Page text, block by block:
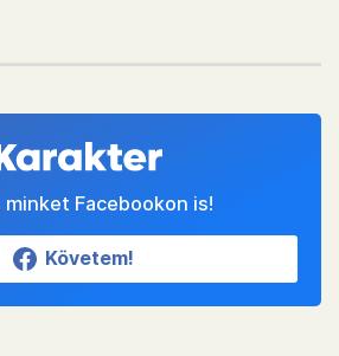
minket Facebookon is!
Követem!